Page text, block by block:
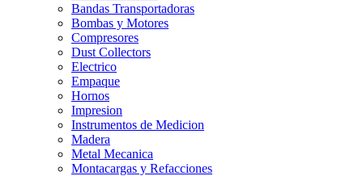
Bandas Transportadoras
Bombas y Motores
Compresores
Dust Collectors
Electrico
Empaque
Hornos
Impresion
Instrumentos de Medicion
Madera
Metal Mecanica
Montacargas y Refacciones